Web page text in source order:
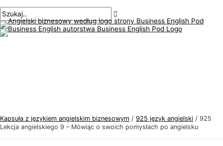
do
treści
główne
Kapsuła z językiem angielskim biznesowym / 925 język angielski / 925
Lekcja angielskiego 9 – Mówiąc o swoich pomysłach po angielsku
po
wpisach
tutaj..
mail*
T
e
m
ę
S
z
u